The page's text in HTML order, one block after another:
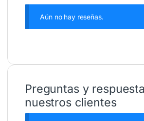
Aún no hay reseñas.
Preguntas y
nuestros clientes